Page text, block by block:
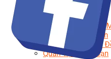
Bếp Gia Đình
Trung Cấp CET
Kỹ Thuật Chế Biến
Kỹ Thuật Làm Bánh
Kỹ Thuật Pha Chế
Quản Trị Khách Sạn